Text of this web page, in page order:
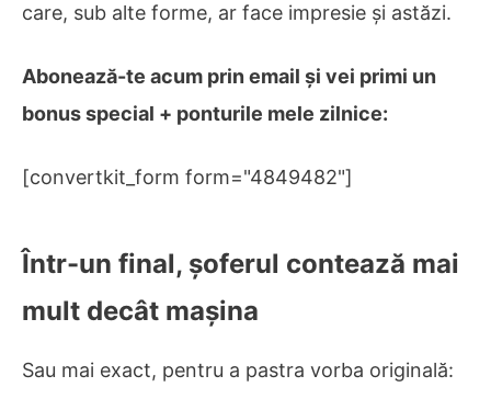
care, sub alte forme, ar face impresie și astăzi.
Abonează-te acum prin email și vei primi un
bonus special + ponturile mele zilnice:
[convertkit_form form="4849482"]
Într-un final, șoferul contează mai
mult decât mașina
Sau mai exact, pentru a pastra vorba originală: